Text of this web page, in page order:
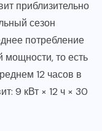
приблизительно
сезон
потребление
мощности, то есть
12 часов в
9 кВт × 12 ч × 30